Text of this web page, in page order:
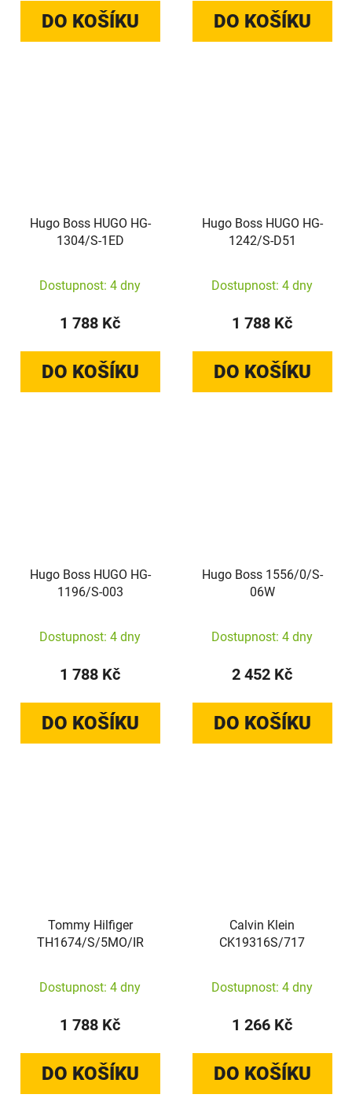
DO KOŠÍKU DO KOŠÍKU
Hugo Boss HUGO HG-
1304/S-1ED
Dostupnost: 4 dny
1 788 Kč
DO KOŠÍKU
Hugo Boss HUGO HG-
1242/S-D51
Dostupnost: 4 dny
1 788 Kč
DO KOŠÍKU
Hugo Boss HUGO HG-
1196/S-003
Dostupnost: 4 dny
1 788 Kč
DO KOŠÍKU
Hugo Boss 1556/0/S-
06W
Dostupnost: 4 dny
2 452 Kč
DO KOŠÍKU
Tommy Hilfiger
TH1674/S/5MO/IR
Dostupnost: 4 dny
1 788 Kč
DO KOŠÍKU
Calvin Klein
CK19316S/717
Dostupnost: 4 dny
1 266 Kč
DO KOŠÍKU